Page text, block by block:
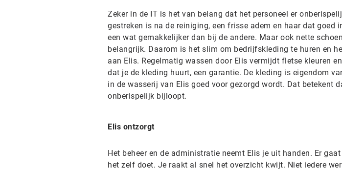
Zeker in de IT is het van belang dat het personeel er
gestreken is na de reiniging, een frisse adem en haar dat goed
een wat gemakkelijker dan bij de andere. Maar ook nette
belangrijk. Daarom is het slim om bedrijfskleding te huren en
aan Elis. Regelmatig wassen door Elis vermijdt fletse kleuren
dat je de kleding huurt, een garantie. De kleding is eigendom
in de wasserij van Elis goed voor gezorgd wordt. Dat betekent
onberispelijk bijloopt.
Elis ontzorgt
Het beheer en de administratie neemt Elis je uit handen. Er
het zelf doet. Je raakt al snel het overzicht kwijt. Niet iedere